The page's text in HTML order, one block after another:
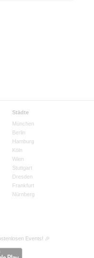
Städte
München
Berlin
Hamburg
Köln
Wien
Stuttgart
Dresden
Frankfurt
Nürnberg
Events! 🎉